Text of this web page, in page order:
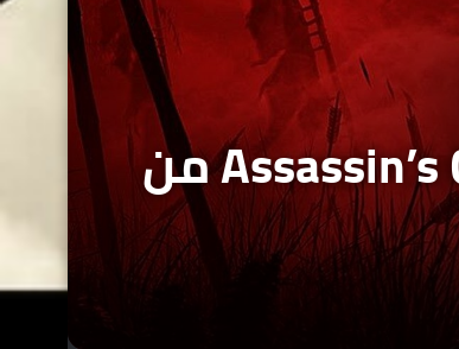
الصحفي جيسون شراير : نجاح لعبة Assassin’s Creed Shadows من